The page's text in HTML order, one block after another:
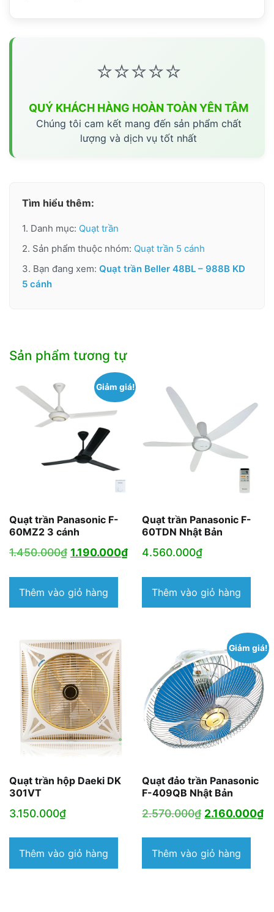
⭐⭐⭐⭐⭐
QUÝ KHÁCH HÀNG HOÀN TOÀN YÊN TÂM
Chúng tôi cam kết mang đến sản phẩm chất
lượng và dịch vụ tốt nhất
Tìm hiểu thêm:
1. Danh mục: Quạt trần
2. Sản phẩm thuộc nhóm: Quạt trần 5 cánh
3. Bạn đang xem: Quạt trần Beller 48BL – 988B KD
5 cánh
Sản phẩm tương tự
Giảm giá!
Quạt trần Panasonic F-
60MZ2 3 cánh
1.450.000₫ Giá
là:
1.450.000₫.
1.190.000₫Giá
Thêm vào giỏ hàng
Quạt trần Panasonic F-
60TDN Nhật Bản
4.560.000₫
Thêm vào giỏ hàng
Quạt trần hộp Daeki DK
301VT
3.150.000₫
Thêm vào giỏ hàng
Giảm giá!
Quạt đảo trần Panasonic
F-409QB Nhật Bản
2.570.000₫ Giá
là:
2.570.000₫.
2.160.000₫
Thêm vào giỏ hàng